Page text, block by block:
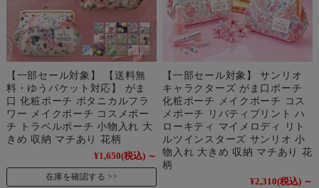
【一部セール対象】 【送料無
料・ゆうパケット対応】 がま
口 化粧ポーチ ボタニカルフラ
ワー メイクポーチ コスメポー
チ トラベルポーチ 小物入れ 大
きめ 収納 マチあり 花柄
¥1,650(税込) ～
在庫を確認する
【一部セール対象】 サンリオ
キャラクターズ がま口ポーチ
化粧ポーチ メイクポーチ コス
メポーチ リバティプリント ハ
ローキティ マイメロディ リト
ルツインスターズ サンリオ 小
物入れ 大きめ 収納 マチあり 花
柄
¥2,310(税込) ～